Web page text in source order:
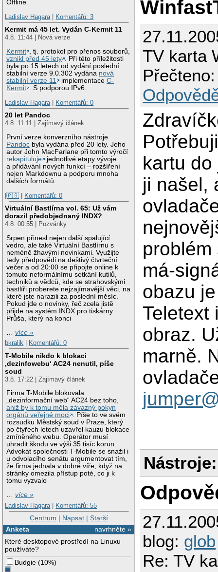
Offline.
Ladislav Hagara | Komentářů: 3
Kermit má 45 let. Vydán C-Kermit 11
4.8. 11:44 | Nová verze
Kermit , tj. protokol pro přenos souborů,
vznikl před 45 lety . Při této příležitosti
byla po 15 letech od vydání poslední
stabilní verze 9.0.302 vydána nová
stabilní verze 11
implementaceC-
Kermit . S podporou IPv6.
Ladislav Hagara | Komentářů: 0
20 let Pandoc
4.8. 11:11 | Zajímavý článek
První verze konverzního nástroje
Pandoc byla vydána před 20 lety. Jeho
autor John MacFarlane při tomto výročí
rekapituluje
jednotlivé etapy vývoje
a přidávání nových funkcí – rozšíření
nejen Markdownu a podporu mnoha
dalších formátů.
|🇵🇸 | Komentářů: 0
Virtuální Bastlírna vol. 65: Už vám
dorazil předobjednaný INDX?
4.8. 00:55 | Pozvánky
Srpen přinesl nejen další spalující
vedro, ale také Virtuální Bastlírnu s
neméně žhavými novinkami. Využijte
tedy předpovědi na deštivý čtvrteční
večer a od 20:00 se připojte online k
tomuto neformálnímu setkání kutilů,
techniků a vědců, kde se strahovskými
bastlíři proberete nejzajímavější věci, na
které jste narazili za poslední měsíc.
Pokud jde o novinky, řeč zcela jistě
přijde na systém INDX pro tiskárny
Průša, který na konci
…více »
bkralik
Komentářů: 0
T-Mobile nikdo k blokaci
‚dezinfowebu‘ AC24 nenutil, píše
soud
3.8. 17:22 | Zajímavý článek
Firma T-Mobile blokovala
„dezinformační web“ AC24 bez toho,
aniž by k tomu měla závazný pokyn
orgánů veřejné moci . Píše to ve svém
rozsudku Městský soud v Praze, který
po čtyřech letech uzavřel kauzu blokace
zmíněného webu. Operátor musí
uhradit škodu ve výši 35 tisíc korun.
Advokát společnosti T-Mobile se snažil i
u odvolacího senátu argumentovat tím,
že firma jednala v dobré víře, když na
stránky omezila přístup poté, co ji k
tomu vyzvalo
…více »
Ladislav Hagara | Komentářů: 55
Centrum | Napsat| Starší
navrhněte »
Anketa
Které desktopové prostředí na Linuxu
používáte?
Budgie (10%)
TV karta
kartu
ji našel,
má-
obazu
Teletext
obraz.
marně.
Nástroje:
blog: glob
Re: TV